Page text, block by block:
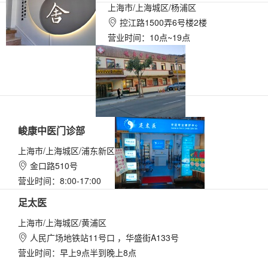
上海市/上海城区/杨浦区
 控江路1500弄6号楼2楼
营业时间：10点~19点
峻康中医门诊部
上海市/上海城区/浦东新区
 金口路510号
营业时间：8:00-17:00
足太医
上海市/上海城区/黄浦区
 人民广场地铁站11号口 ，华盛街A133号
营业时间：早上9点半到晚上8点